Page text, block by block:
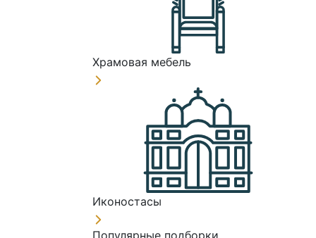
Храмовая мебель
Иконостасы
Популярные подборки